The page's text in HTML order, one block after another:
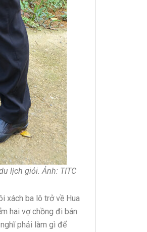
lịch giỏi. Ảnh: TITC
xách ba lô trở về Hua
hai vợ chồng đi bán
phải làm gì để